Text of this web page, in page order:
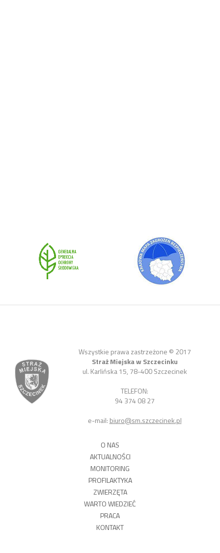
Wszystkie prawa zastrzeżone © 2017
Straż Miejska w Szczecinku
ul. Karlińska 15, 78-400 Szczecinek
TELEFON:
94 374 08 27
e-mail: biuro@sm.szczecinek.pl
O NAS
AKTUALNOŚCI
MONITORING
PROFILAKTYKA
ZWIERZĘTA
WARTO WIEDZIEĆ
PRACA
KONTAKT